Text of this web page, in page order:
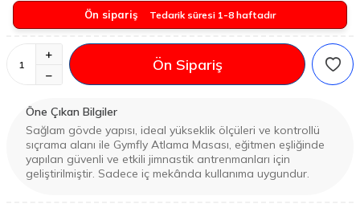
Ön sipariş Tedarik süresi 1-8 haftadır
Ön Sipariş
Öne Çıkan Bilgiler
Sağlam gövde yapısı, ideal yükseklik ölçüleri ve kontrollü
sıçrama alanı ile Gymfly Atlama Masası, eğitmen eşliğinde
yapılan güvenli ve etkili jimnastik antrenmanları için
geliştirilmiştir. Sadece iç mekânda kullanıma uygundur.